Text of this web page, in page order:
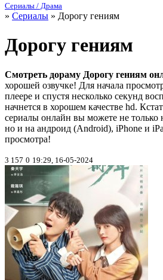
Сериалы / Драма
» Сериалы » Дорогу гениям
Дорогу гениям
Смотреть дораму Дорогу гениям
хорошей озвучке! Для начала
плеере и спустя несколько секунд
начнется в хорошем качестве hd.
сериалы онлайн вы можете не только
но и на андроид (Android), iPhone и
просмотра!
3 157 0 19:29, 16-05-2024